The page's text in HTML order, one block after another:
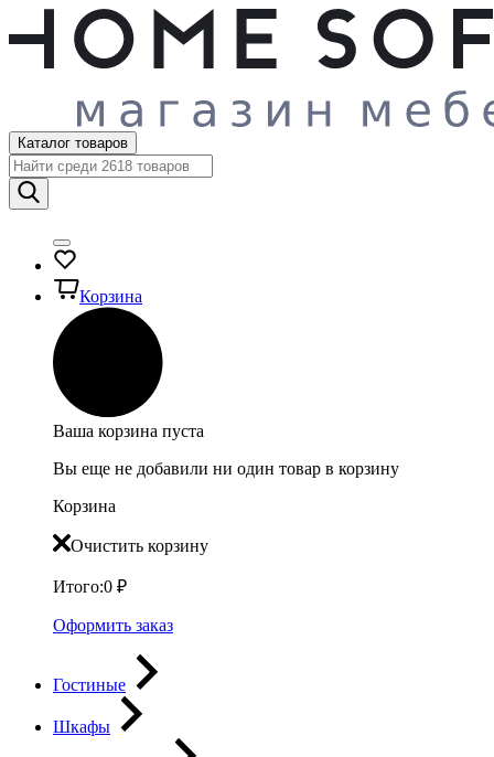
Каталог товаров
Корзина
Ваша корзина пуста
Вы еще не добавили ни один товар в корзину
Корзина
Очистить корзину
Итого:0 ₽
Оформить заказ
Гостиные
Шкафы